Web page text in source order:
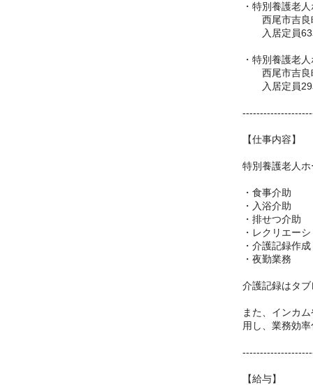
・特別養護老
西尾市吉良
入居定員63
・特別養護老
西尾市吉良
入居定員29
【仕事内容】
特別養護老人
・食事介助
・入浴介助
・排せつ介助
・レクリエー
・介護記録作成
・夜勤業務
介護記録はタ
また、インカ
用し、業務効
【給与】